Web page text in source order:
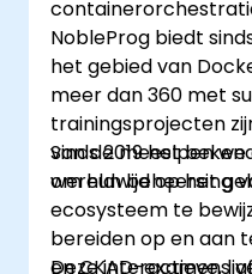
NobleProg biedt
het gebied van
meer dan 360 met
trainingsprojecten
van de meest
wereldwijd op het
Sinds 2019 helpen
om hun beheersing
ecosysteem te
bereiden op en aan
en CKAD-examens
Deze interactieve,